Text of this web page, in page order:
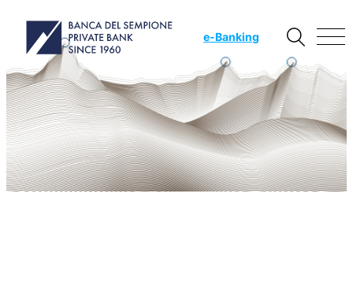
e-Banking